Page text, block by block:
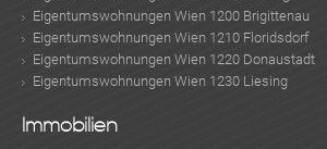
Eigentumswohnungen Wien 1200 Brigittenau
Eigentumswohnungen Wien 1210 Floridsdorf
Eigentumswohnungen Wien 1220 Donaustadt
Eigentumswohnungen Wien 1230 Liesing
Immobilien